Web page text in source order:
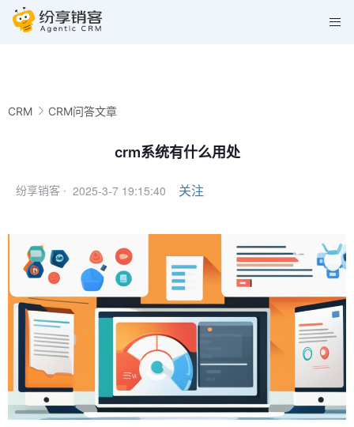
CRM CRM问答文章
crm系统有什么用处
纷享销客 · 2025-3-7 19:15:40 关注